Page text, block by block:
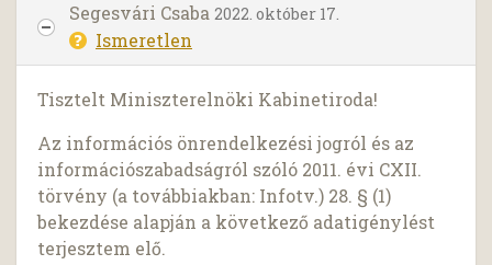
Segesvári Csaba 2022. október 17.
Ismeretlen
Tisztelt Miniszterelnöki Kabinetiroda!
Az információs önrendelkezési jogról és az
információszabadságról szóló 2011. évi CXII.
törvény (a továbbiakban: Infotv.) 28. § (1)
bekezdése alapján a következő adatigénylést
terjesztem elő.